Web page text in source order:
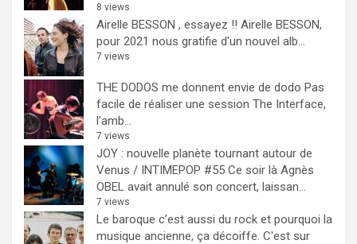
8 views
Airelle BESSON , essayez !! Airelle BESSON,
pour 2021 nous gratifie d'un nouvel alb...
7 views
THE DODOS me donnent envie de dodo Pas
facile de réaliser une session The Interface,
l'amb...
7 views
JOY : nouvelle planète tournant autour de
Venus / INTIMEPOP #55 Ce soir là Agnès
OBEL avait annulé son concert, laissan...
7 views
Le baroque c’est aussi du rock et pourquoi la
musique ancienne, ça décoiffe. C'est sur